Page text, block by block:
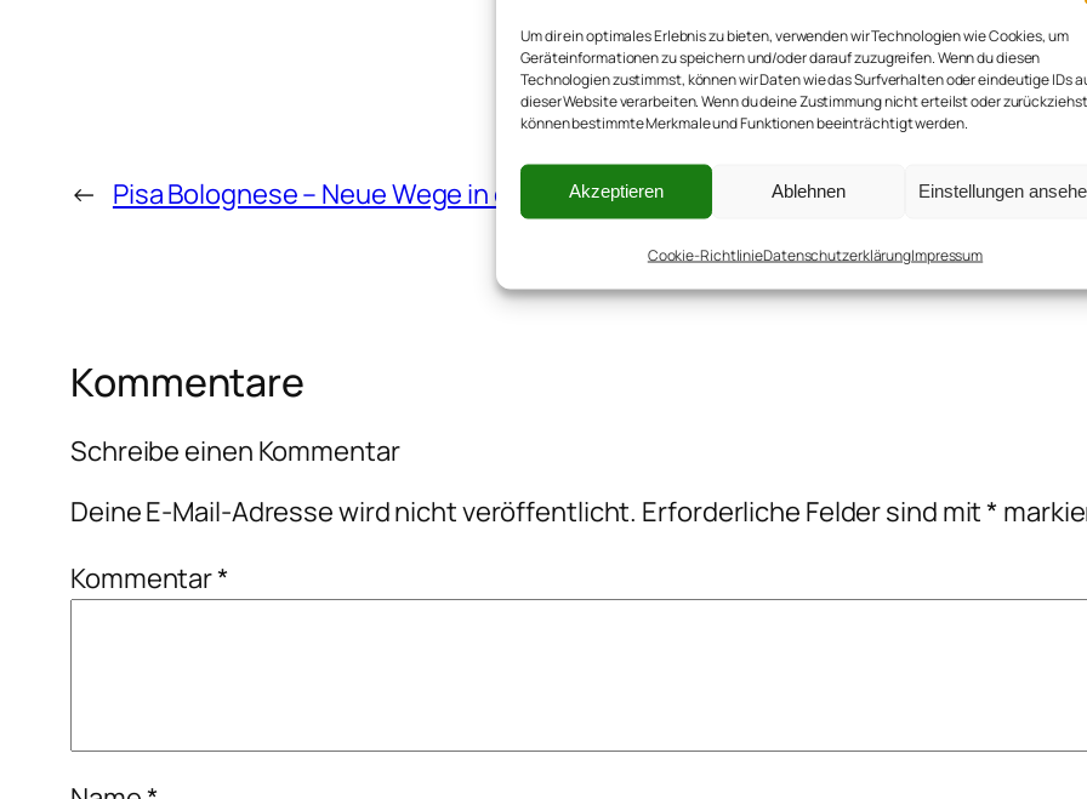
Um dir ein optimales Erlebnis zu bieten, verwenden wir Technologien wie Cookies, um
Geräteinformationen zu speichern und/oder darauf zuzugreifen. Wenn du diesen
Technologien zustimmst, können wir Daten wie das Surfverhalten oder eindeutige IDs
dieser Website verarbeiten. Wenn du deine Zustimmung nicht erteilst oder
können bestimmte Merkmale und Funktionen beeinträchtigt werden.
Akzeptieren Ablehnen Einstellungen
Cookie-RichtlinieDatenschutzerklärungImpressum
← Pisa Bolognese – Neue Wege in den Abgrund
Kommentare
Schreibe einen Kommentar
Deine E-Mail-Adresse wird nicht veröffentlicht. Erforderliche Felder sind mit*
Kommentar*